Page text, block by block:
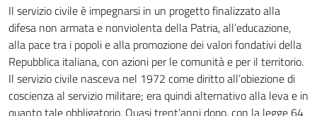
Il servizio civile è impegnarsi in un progetto finalizzato alla
difesa non armata e nonviolenta della Patria, all’educazione,
alla pace tra i popoli e alla promozione dei valori fondativi della
Repubblica italiana, con azioni per le comunità e per il territorio.
Il servizio civile nasceva nel 1972 come diritto all’obiezione di
coscienza al servizio militare; era quindi alternativo alla leva e in
quanto tale obbligatorio. Quasi trent’anni dopo, con la legge 64